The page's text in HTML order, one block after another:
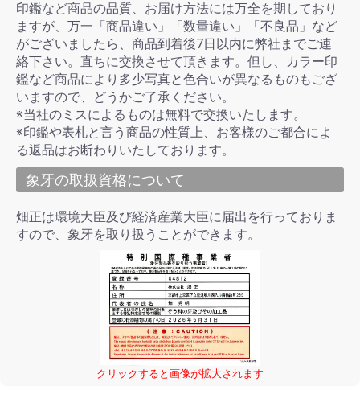
印鑑など商品の品質、お届け方法には万全を期しており
ますが、万一「商品違い」「数量違い」「不良品」など
がございましたら、商品到着後7日以内に弊社までご連
絡下さい。直ちに交換させて頂きます。但し、カラー印
鑑など商品により多少写真と色合いが異なるものもござ
いますので、どうかご了承ください。
※当社のミスによるものは無料で交換いたします。
※印鑑や表札と言う商品の性質上、お客様のご都合によ
る返品はお断わりいたしております。
象牙の取扱資格について
畑正は環境大臣及び経済産業大臣に届出を行っておりま
すので、象牙を取り扱うことができます。
クリックすると画像が拡大されます